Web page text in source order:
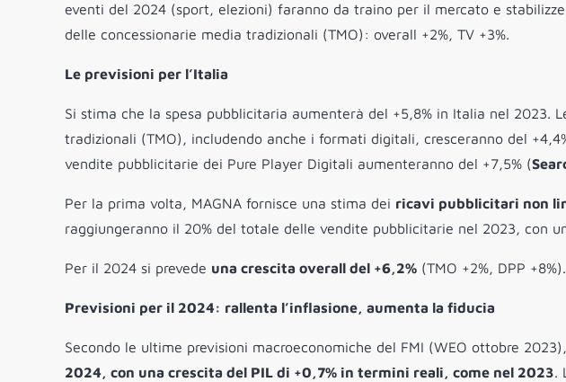
eventi del 2024 (sport, elezioni) faranno da traino per il mercato e
delle concessionarie media tradizionali (TMO): overall +2%, TV +3%.
Le previsioni per l’Italia
Si stima che la spesa pubblicitaria aumenterà del +5,8% in Italia nel 2023.
tradizionali (TMO), includendo anche i formati digitali, cresceranno del
vendite pubblicitarie dei Pure Player Digitali aumenteranno del +7,5% (
Per la prima volta, MAGNA fornisce una stima dei ricavi pubblicitari non
raggiungeranno il 20% del totale delle vendite pubblicitarie nel 2023, con
Per il 2024 si prevede una crescita overall del +6,2% (TMO +2%, DPP +8%).
Previsioni per il 2024: rallenta l’inflasione, aumenta la fiducia
Secondo le ultime previsioni macroeconomiche del FMI (WEO ottobre 2023),
2024, con una crescita del PIL di +0,7% in termini reali, come nel 2023.